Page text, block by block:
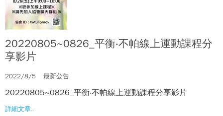
20220805~0826_平衡‧不帕線上運動課程分
享影片
2022/8/5 最新公告
20220805~0826_平衡‧不帕線上運動課程分享影片
詳細文章..